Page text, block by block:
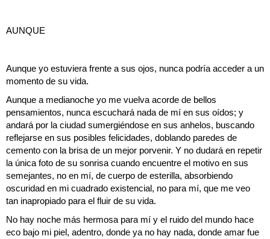
AUNQUE
Aunque yo estuviera frente a sus ojos, nunca podría acceder a un
momento de su vida.
Aunque a medianoche yo me vuelva acorde de bellos
pensamientos, nunca escuchará nada de mí en sus oídos; y
andará por la ciudad sumergiéndose en sus anhelos, buscando
reflejarse en sus posibles felicidades, doblando paredes de
cemento con la brisa de un mejor porvenir. Y no dudará en repetir
la única foto de su sonrisa cuando encuentre el motivo en sus
semejantes, no en mí, de cuerpo de esterilla, absorbiendo
oscuridad en mi cuadrado existencial, no para mí, que me veo
tan inapropiado para el fluir de su vida.
No hay noche más hermosa para mí y el ruido del mundo hace
eco bajo mi piel, adentro, donde ya no hay nada, donde amar fue